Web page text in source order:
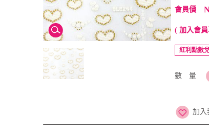
會員價
( 加入會
紅利點數
數 量
加入